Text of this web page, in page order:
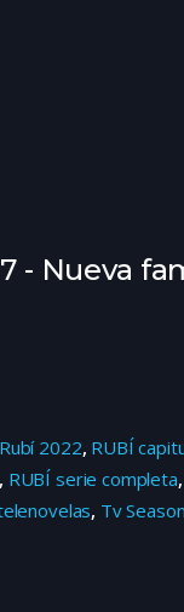
- Nueva
Rubí 2022, RUBÍ
, RUBÍ serie completa,
, Tv Season